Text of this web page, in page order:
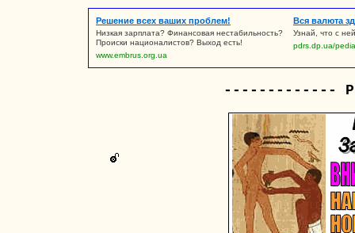
Решение всех ваших проблем!
Низкая зарплата? Финансовая нестабильность?
Происки националистов? Выход есть!
www.embrus.org.ua
Вся валюта
Узнай, что с
pdrs.dp.ua/pedia
-------------